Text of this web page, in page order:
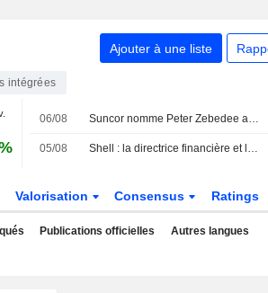
Ajouter à une liste
intégrées
06/08 Suncor nomme Peter Zebedee au poste de PDG et annonce le départ de son directeur financier
05/08 Shell : la directrice financière et la directrice juridique cèdent pour 1,3 million de livres sterling d'actions
Valorisation Consensus Ratings
Publications officielles Autres langues